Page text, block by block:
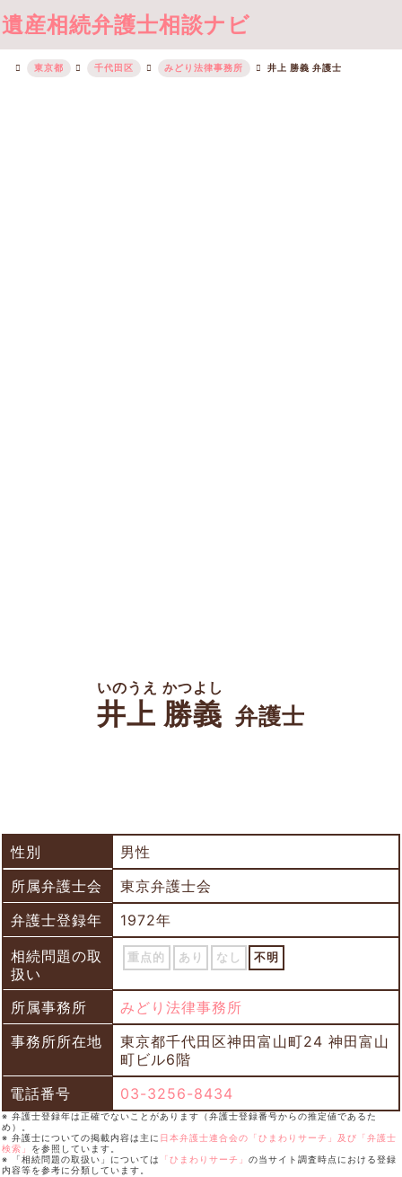
遺産相続弁護士相談ナビ
東京都 千代田区 みどり法律事務所 井上 勝義 弁護士
井上 勝義
いのうえ かつよし
弁護士
性別
男性
所属弁護士会
東京弁護士会
弁護士登録年
1972年
相続問題の取
扱い
重点的 あり なし 不明
所属事務所
みどり法律事務所
事務所所在地
東京都千代田区神田富山町24 神田富山
町ビル6階
電話番号
03-3256-8434
※ 弁護士登録年は正確でないことがあります（弁護士登録番号からの推定値であるた
め）。
※ 弁護士についての掲載内容は主に 日本弁護士連合会の「ひまわりサーチ」及び「弁護士
検索」 を参照しています。
※ 「相続問題の取扱い」については
「ひまわりサーチ」 の当サイト調査時点における登録
内容等を参考に分類しています。